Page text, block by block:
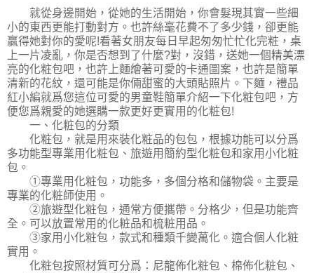
就從身邊開始，從她的生活開始，你會髮現其實一些細
小的東西更能打動對方。也許絲毫花費不了多少錢，卻更能
贏得她對你的愛呢!看著女朋友每日早起匆匆忙忙化完粧，桌
上一片凌亂，你是否想到了什麼?對，沒錯，送她一個精美漂
亮的化粧包吧，也許上麵繪著可愛的卡通圖案，也許是簡單
清新的花紋，還可能是你倆甜蜜的大頭貼照片。下麵，禮品
紅小編就爲您這位可愛的男童鞋簡單介紹一下化粧包吧，方
便您爲親愛的她選購一款更好更實用的化粧包!
一、化粧包的分類
化粧包，就是用來裝化粧品的包包，根據功能可以分爲
多功能型專業用化粧包、旅遊用簡約型化粧包和家用小化粧
包。
①專業用化粧包，功能多，多個分格和儲物袋。主要是
專業的化粧師使用。
②旅遊型化粧包，通常方便攜帶。分格少，但是功能齊
全。可以放置常用的化粧品和梳粧用品。
③家用小化粧包，款式和種類千變萬化。適合個人化粧
實用。
化粧包按照材質可分爲：尼龍佈化粧包、棉佈化粧包、